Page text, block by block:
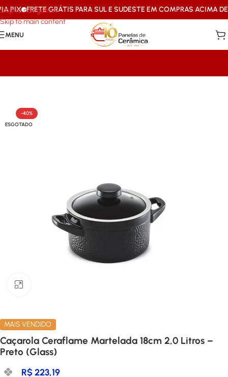
Skip to navigation
Skip to main content
PIX FRETE GRÁTIS PARA SUL E SUDESTE EM COMPRAS ACIMA DE
MENU
-40%
ESGOTADO
MAIS VENDIDO
Caçarola Ceraflame Martelada 18cm 2,0 Litros –
Preto (Glass)
R$223,19